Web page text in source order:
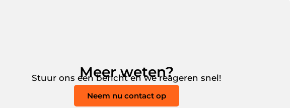
Meer weten?
Stuur ons een bericht en we reageren snel!
Neem nu contact op